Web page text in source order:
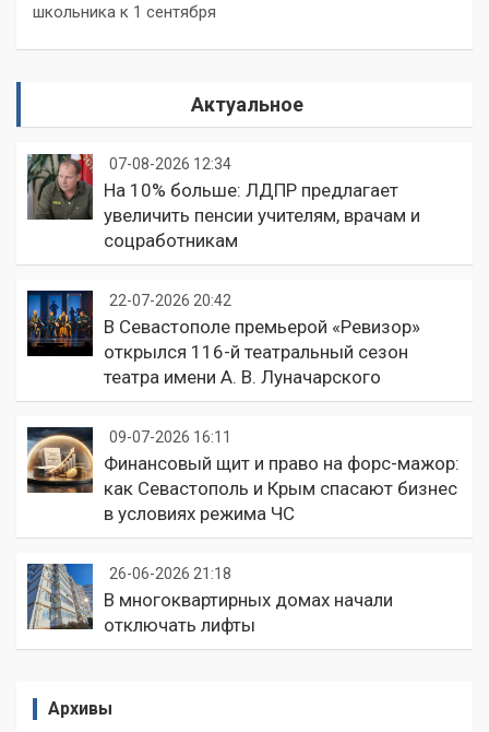
школьника к 1 сентября
Актуальное
07-08-2026 12:34
На 10% больше: ЛДПР предлагает
увеличить пенсии учителям, врачам и
соцработникам
22-07-2026 20:42
В Севастополе премьерой «Ревизор»
открылся 116-й театральный сезон
театра имени А. В. Луначарского
09-07-2026 16:11
Финансовый щит и право на форс-мажор:
как Севастополь и Крым спасают бизнес
в условиях режима ЧС
26-06-2026 21:18
В многоквартирных домах начали
отключать лифты
Архивы